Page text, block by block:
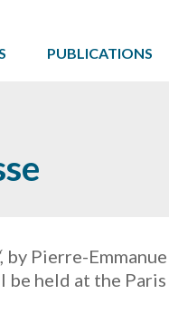
PUBLICATIONS
, by Pierre-
be held at the